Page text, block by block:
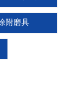
附磨具